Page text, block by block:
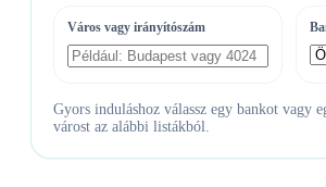
Város vagy irányítószám
Gyors induláshoz válassz egy bankot vagy
várost az alábbi listákból.